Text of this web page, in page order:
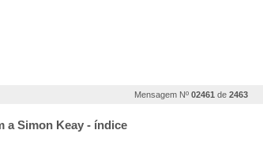
Mensagem Nº 02461 de 2463
a Simon Keay - índice